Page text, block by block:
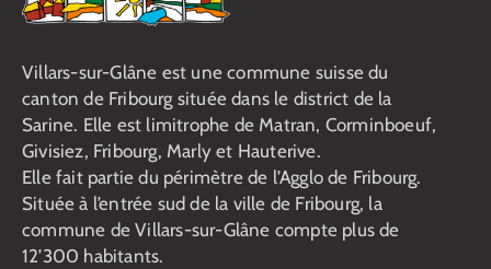
Villars-sur-Glâne est une commune suisse du
canton de Fribourg située dans le district de la
Sarine. Elle est limitrophe de Matran, Corminboeuf,
Givisiez, Fribourg, Marly et Hauterive.
Elle fait partie du périmètre de l’Agglo de Fribourg.
Située à l’entrée sud de la ville de Fribourg, la
commune de Villars-sur-Glâne compte plus de
12’300 habitants.